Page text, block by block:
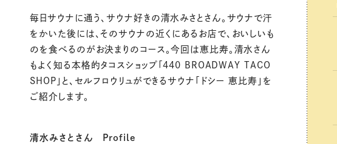
毎日サウナに通う、サウナ好きの清水みさとさん。サウナで汗
をかいた後には、そのサウナの近くにあるお店で、おいしいも
のを食べるのがお決まりのコース。今回は恵比寿。清水さん
もよく知る本格的タコスショップ「440 BROADWAY TACO
SHOP」と、セルフロウリュができるサウナ「ドシー 恵比寿」を
ご紹介します。
清水みさとさん Profile